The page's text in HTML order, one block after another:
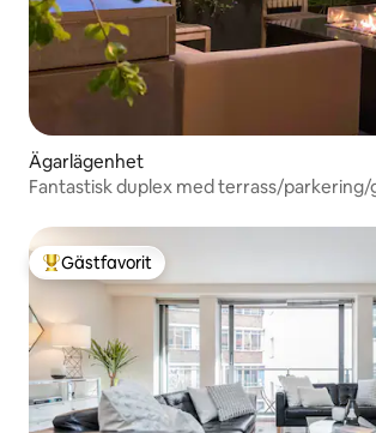
Ägarlägenhet
Fantastisk duplex med terrass/parkering/
Populär gästfavorit
Gästfavorit